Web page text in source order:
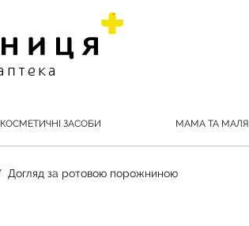
КОСМЕТИЧНІ ЗАСОБИ МАМА ТА МАЛЯ
Догляд за ротовою порожниною